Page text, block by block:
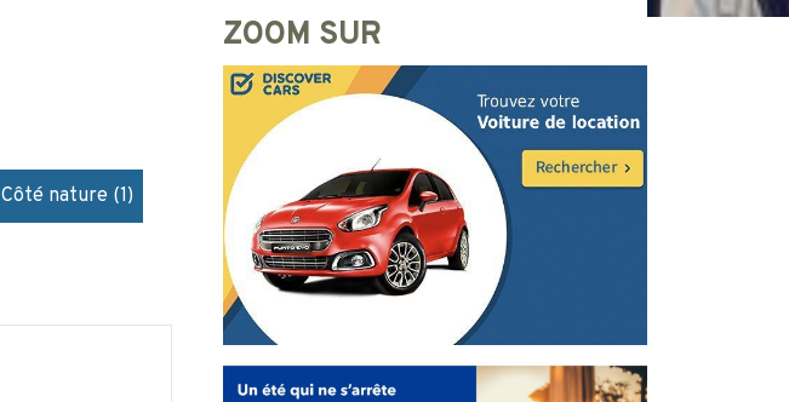
Côté nature (1)
ZOOM SUR